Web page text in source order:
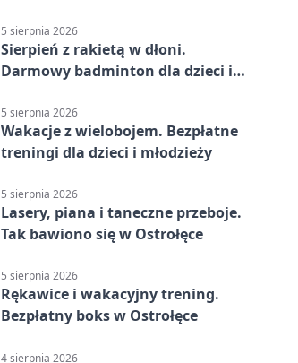
5 sierpnia 2026
Sierpień z rakietą w dłoni.
Darmowy badminton dla dzieci i
5 sierpnia 2026
Wakacje z wielobojem. Bezpłatne
treningi dla dzieci i młodzieży
5 sierpnia 2026
Lasery, piana i taneczne przeboje.
Tak bawiono się w Ostrołęce
5 sierpnia 2026
Rękawice i wakacyjny trening.
Bezpłatny boks w Ostrołęce
4 sierpnia 2026